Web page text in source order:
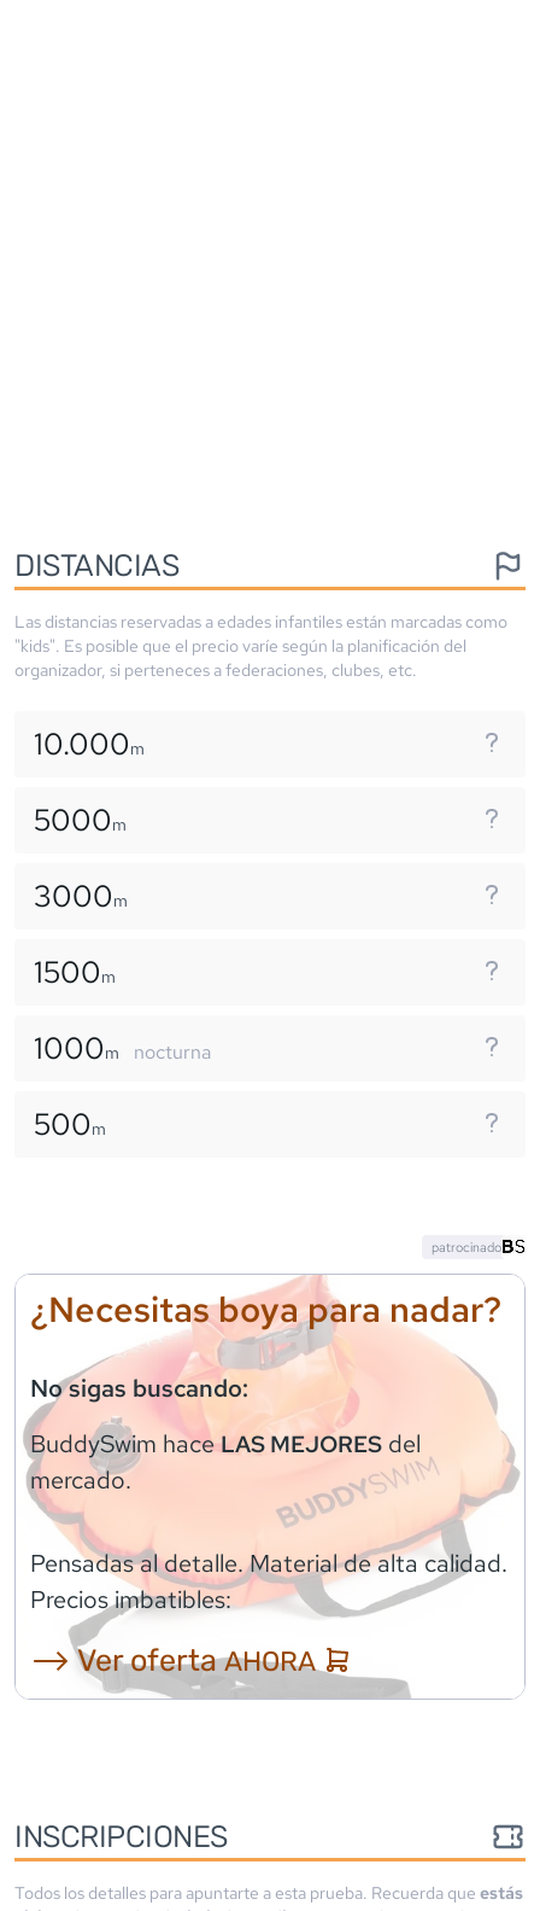
DISTANCIAS
Las distancias reservadas a edades infantiles están marcadas como
"kids". Es posible que el precio varíe según la planificación del
organizador, si perteneces a federaciones, clubes, etc.
10.000m
5000m
3000m
1500m
1000m nocturna
500m
¿Necesitas boya para nadar?
No sigas buscando:
BuddySwim haceLAS MEJORES del
mercado.
Pensadas al detalle. Material de alta calidad.
Precios imbatibles:
⟶ Ver ofertaAHORA
patrocinado
INSCRIPCIONES
Todos los detalles para apuntarte a esta prueba. Recuerda que estás